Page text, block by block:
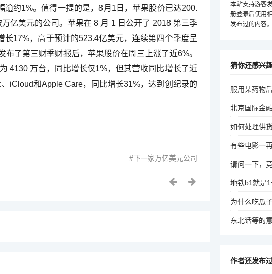
约1%。值得一提的是，8月1日，苹果股价已达200.
亿美元的公司。苹果在 8 月 1 日公开了 2018 第三季
17%，高于预计的523.4亿美元，连续第四个季度呈
了第三财季财报后，苹果股价在周三上涨了近6%。
4130 万台，同比增长仅1%，但其营收同比增长了近
iCloud和Apple Care，同比增长31%，达到创纪录的
下一家万亿美元公司
本站支持游客
册登录后使用
发布过的内容。
猜你还感兴
如何处理供
有些电影一
地铁b1就是1
为什么吃瓜
东北话等的意
作者还发布